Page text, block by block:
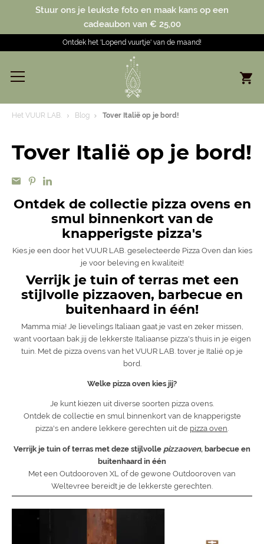
Stuur ons je leukste foto en maak kans op een
cadeaubon van € 25,00
Ontdek het 'Lopend vuurtje' van de maand!
Het VUUR LAB. Blog Tover Italië op je bord!
Tover Italië op je bord!
Ontdek de collectie pizza ovens en
smul binnenkort van de
knapperigste pizza's
Kies je een door het VUUR LAB. geselecteerde Pizza Oven dan kies
je voor beleving en kwaliteit!
Verrijk je tuin of terras met een
stijlvolle pizzaoven, barbecue en
buitenhaard in één!
Mamma mia! Je lievelings Italiaan gaat je vast en zeker missen,
want voortaan bak jij de lekkerste Italiaanse pizza's thuis in je eigen
tuin. Met de pizza ovens van het VUUR LAB. tover je Italië op je
bord.
Welke pizza oven kies jij?
Je kunt kiezen uit diverse soorten pizza ovens.
Ontdek de collectie en smul binnenkort van de knapperigste
pizza's en andere lekkere gerechten uit de pizza oven.
Verrijk je tuin of terras met deze stijlvolle pizzaoven, barbecue en
buitenhaard in één
Met een Outdooroven XL of de gewone Outdooroven van
Weltevree bereidt je de lekkerste gerechten.